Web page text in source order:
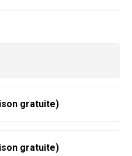
gratuite)
gratuite)